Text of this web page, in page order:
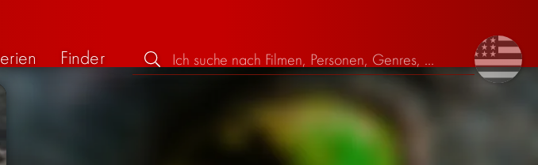
Finder